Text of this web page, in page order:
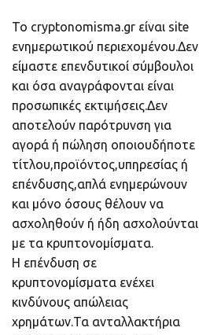
Το cryptonomisma.gr είναι site
ενημερωτικού περιεχομένου.Δεν
είμαστε επενδυτικοί σύμβουλοι
και όσα αναγράφονται είναι
προσωπικές εκτιμήσεις.Δεν
αποτελούν παρότρυνση για
αγορά ή πώληση οποιουδήποτε
τίτλου,προϊόντος,υπηρεσίας ή
επένδυσης,απλά ενημερώνουν
και μόνο όσους θέλουν να
ασχοληθούν ή ήδη ασχολούνται
με τα κρυπτονομίσματα.
Η επένδυση σε
κρυπτονομίσματα ενέχει
κινδύνους απώλειας
χρημάτων.Τα ανταλλακτήρια